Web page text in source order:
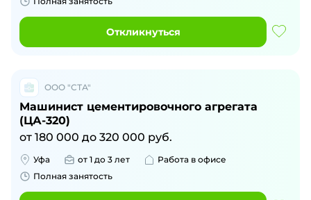
Откликнуться
ООО "СТА"
Машинист цементировочного агрегата
(ЦА-320)
от 180 000 до 320 000 руб.
Уфа от 1 до 3 лет
Работа в офисе
Полная занятость